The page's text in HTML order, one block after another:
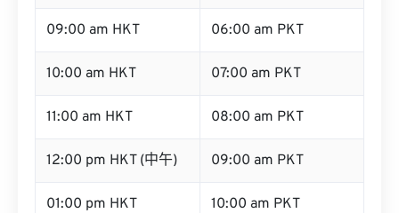
09:00 am HKT 06:00 am PKT
10:00 am HKT 07:00 am PKT
11:00 am HKT 08:00 am PKT
12:00 pm HKT (中午) 09:00 am PKT
01:00 pm HKT 10:00 am PKT